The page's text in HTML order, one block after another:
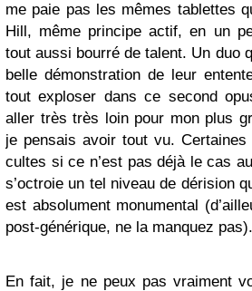
me paie pas les mêmes tablettes
Hill, même principe actif, en un
tout aussi bourré de talent. Un duo
belle démonstration de leur
tout exploser dans ce second
aller très très loin pour mon plus
je pensais avoir tout vu.
cultes si ce n’est pas déjà le cas
s’octroie un tel niveau de dérision
est absolument monumental
post-générique, ne la manquez pas).
En fait, je ne peux pas vraiment